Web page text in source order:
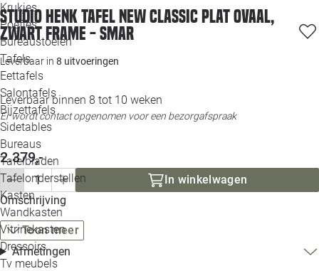
Krukjes
Poefjes
Bureaustoelen
Tafels
Eettafels
Salontafels
Bijzettafels
Sidetables
Bureaus
Tafelbladen
Tafelonderstellen
Kasten
Wandkasten
Vitrinekasten
Dressoirs
Tv meubels
Alle
Studio HENK tafel New Classic Plat ovaal,
zwart frame - Smar
Leverbaar in 8 uitvoeringen
Leverbaar binnen 8 tot 10 weken
Er wordt contact opgenomen voor een bezorgafspraak
2.379,-
In winkelwagen
Omschrijving
Toon meer
Afmetingen